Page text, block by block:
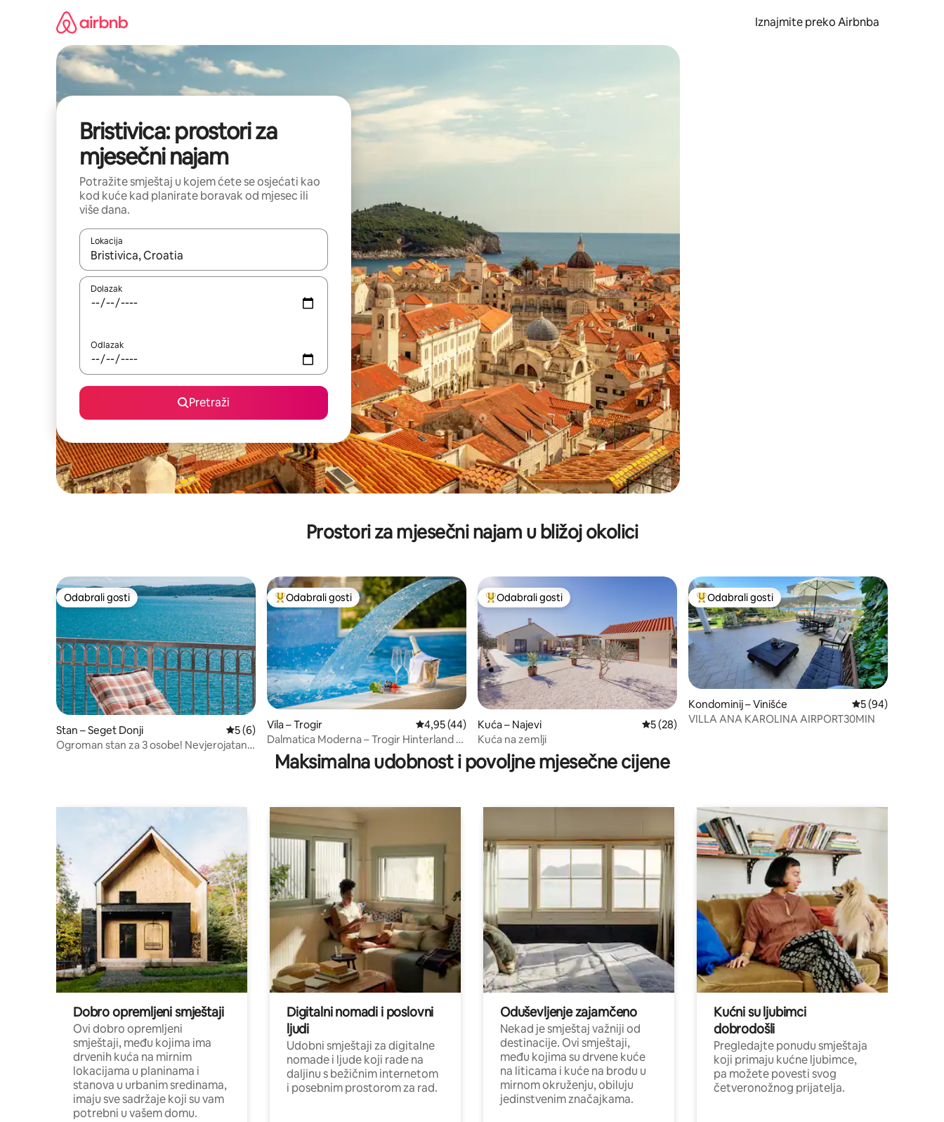
Iznajmite preko Airbnba
Bristivica: prostori za
mjesečni najam
Potražite smještaj u kojem ćete se osjećati kao
kod kuće kad planirate boravak od mjesec ili
više dana.
Lokacija
Kada budu dostupni rezultati, moći ćete ih pregledati koristeći se strelicama prema gore i prema dolje, kao i dodirom ili prelaskom prstom po zaslonu.
Dolazak
Odlazak
Pretraži
Prostori za mjesečni najam u bližoj okolici
Odabrali gosti
Odabrali gosti
Stan – Seget Donji Prosječna ocjena: 5/5, recenzija: 6
5 (6)
Ogroman stan za 3 osobe! Nevjerojatan
Među najviše rangiranima s oznakom „Odabrali gosti”
Odabrali gosti
Vila – Trogir Prosječna ocjena: 4,95/5, recenzija: 44
4,95 (44)
Dalmatica Moderna – Trogir Hinterland ~
Grijani bazen
Među najviše rangiranima s oznakom „Odabrali gosti”
Odabrali gosti
Kuća – Najevi Prosječna ocjena: 5/5, recenzija: 28
5 (28)
Kuća na zemlji
Među najviše rangiranima s oznakom „Odabrali gosti”
Odabrali gosti
Kondominij – Vinišće Prosječna ocjena:
5 (94)
VILLA ANA KAROLINA AIRPORT30MIN
Maksimalna udobnost i povoljne mjesečne cijene
Dobro opremljeni smještaji
Ovi dobro opremljeni
smještaji, među kojima ima
drvenih kuća na mirnim
lokacijama u planinama i
stanova u urbanim sredinama,
imaju sve sadržaje koji su vam
potrebni u vašem domu.
Digitalni nomadi i poslovni
ljudi
Udobni smještaji za digitalne
nomade i ljude koji rade na
daljinu s bežičnim internetom
i posebnim prostorom za rad.
Oduševljenje zajamčeno
Nekad je smještaj važniji od
destinacije. Ovi smještaji,
među kojima su drvene kuće
na liticama i kuće na brodu u
mirnom okruženju, obiluju
jedinstvenim značajkama.
Kućni su ljubimci
dobrodošli
Pregledajte ponudu smještaja
koji primaju kućne ljubimce,
pa možete povesti svog
četveronožnog prijatelja.